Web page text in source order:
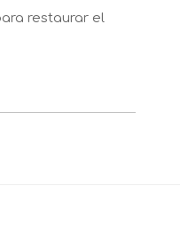
restaurar el